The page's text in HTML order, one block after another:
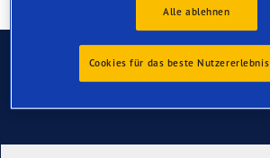
Kontaktieren Sie uns
Alle ablehnen
Cookies für das beste